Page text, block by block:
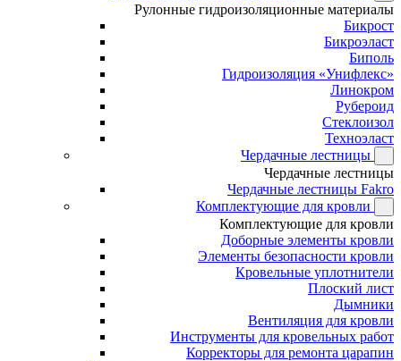
Рулонные гидроизоляционные материалы
Бикрост
Бикроэласт
Биполь
Гидроизоляция «Унифлекс»
Линокром
Рубероид
Стеклоизол
Техноэласт
Чердачные лестницы
Чердачные лестницы
Чердачные лестницы Fakro
Комплектующие для кровли
Комплектующие для кровли
Доборные элементы кровли
Элементы безопасности кровли
Кровельные уплотнители
Плоский лист
Дымники
Вентиляция для кровли
Инструменты для кровельных работ
Корректоры для ремонта царапин